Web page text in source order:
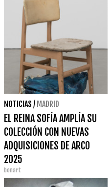
NOTICIAS / MADRID
EL REINA SOFÍA AMPLÍA SU
COLECCIÓN CON NUEVAS
ADQUISICIONES DE ARCO
2025
bonart